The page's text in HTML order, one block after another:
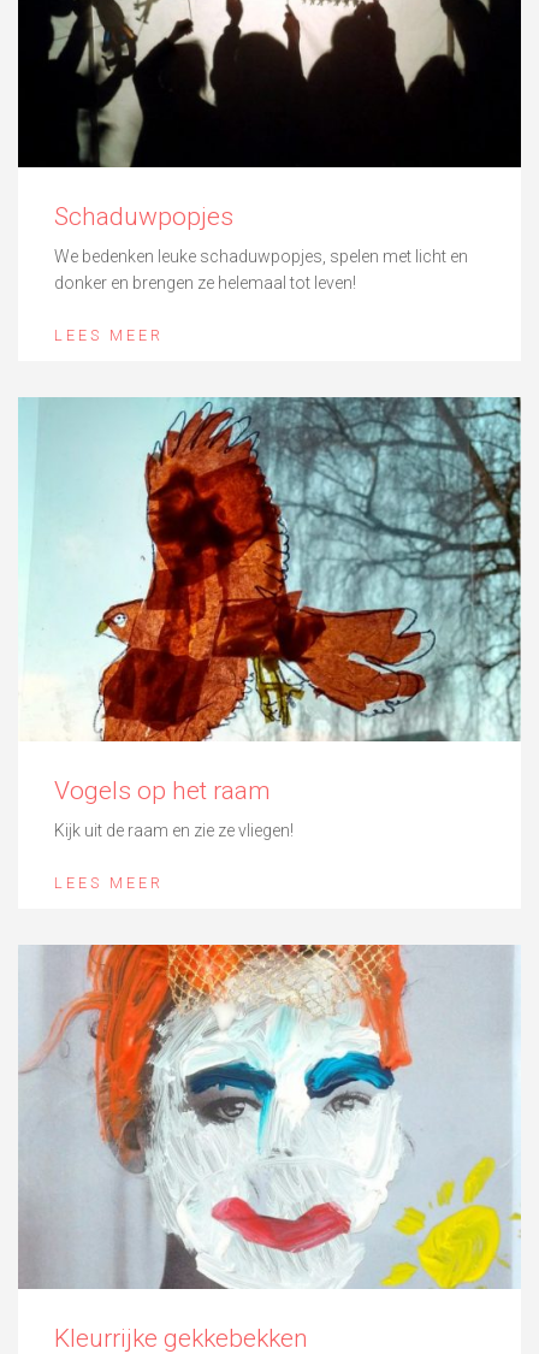
Schaduwpopjes
We bedenken leuke schaduwpopjes, spelen met licht en
donker en brengen ze helemaal tot leven!
LEES MEER
Vogels op het raam
Kijk uit de raam en zie ze vliegen!
LEES MEER
Kleurrijke gekkebekken